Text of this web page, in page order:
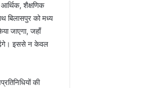
शैक्षणिक
बिलासपुर को मध्य
जाएगा, जहाँ
इससे न केवल
की